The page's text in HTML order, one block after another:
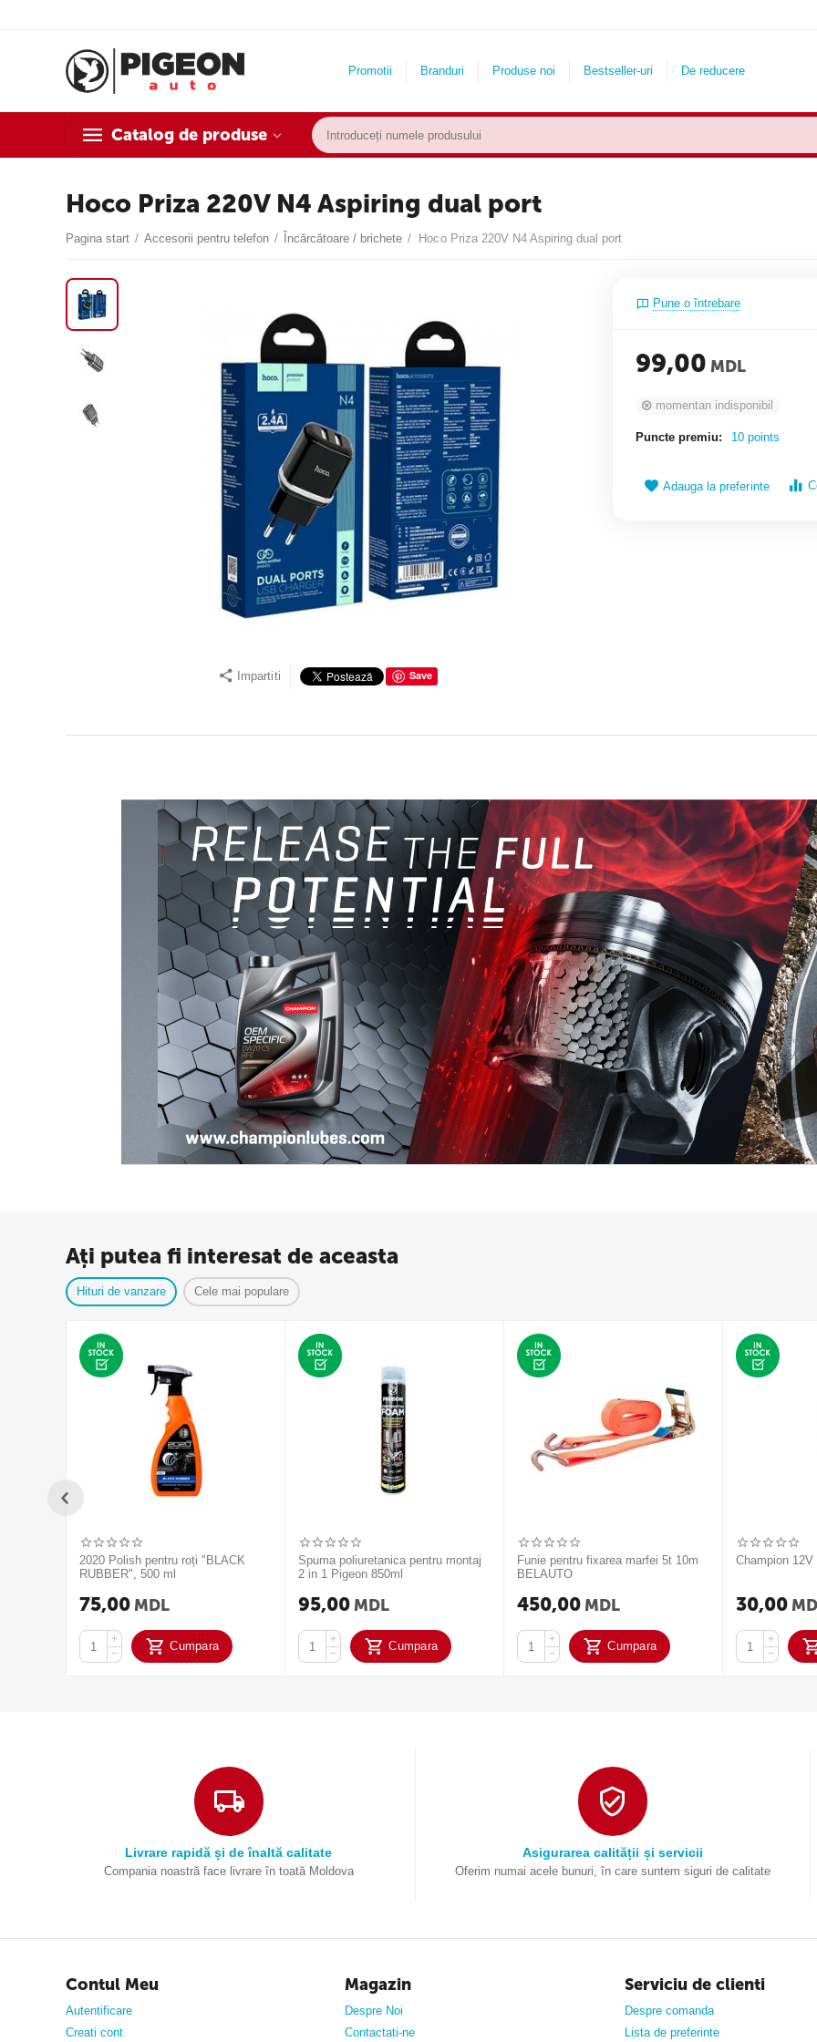
Promotii Branduri Produse noi Bestseller-uri De reducere
Catalog de produse
Hoco Priza 220V N4 Aspiring dual port
Pagina start / Accesorii pentru telefon / Încărcătoare / brichete / Hoco Priza 220V N4 Aspiring dual port
Impartiti Save
Pune o întrebare
99,00 MDL
momentan indisponibil
Puncte premiu: 10 points
Adauga la preferinte
Ați putea fi interesat de aceasta
Hituri de vanzare Cele mai populare
2020 Polish pentru roți "BLACK
RUBBER", 500 ml
75,00 MDL
+
−
Cumpara
Spuma poliuretanica pentru montaj
2 in 1 Pigeon 850ml
95,00 MDL
+
−
Cumpara
Funie pentru fixarea marfei 5t 10m
BELAUTO
450,00 MDL
+
−
Cumpara
Champion
30,00
+
−
Livrare rapidă și de înaltă calitate
Compania noastră face livrare în toată Moldova
Asigurarea calității și servicii
Oferim numai acele bunuri, în care suntem siguri de calitate
Contul Meu
Autentificare
Creati cont
Magazin
Despre Noi
Contactati-ne
Serviciu de clienti
Despre comanda
Lista de preferinte